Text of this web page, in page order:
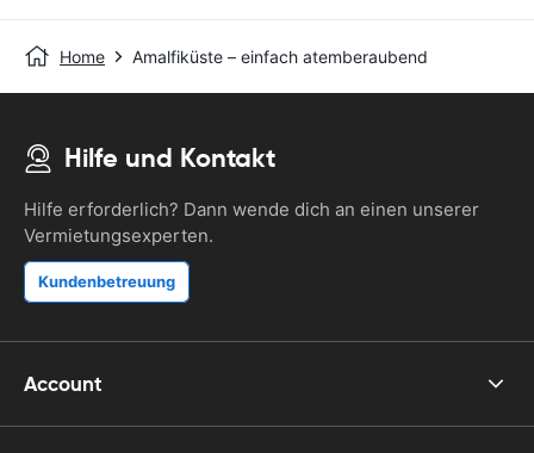
Home Amalfiküste – einfach atemberaubend
Hilfe und Kontakt
Hilfe erforderlich? Dann wende dich an einen unserer
Vermietungsexperten.
Kundenbetreuung
Account